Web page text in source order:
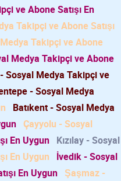
ve Abone Satışı En
Takipçi ve Abone Satışı
Takipçi ve Abone
Medya Takipçi ve Abone
Sosyal Medya Takipçi ve
- Sosyal Medya
Batıkent - Sosyal Medya
Çayyolu - Sosyal
En Uygun Kızılay - Sosyal
En Uygun
İvedik - Sosyal
En Uygun Şaşmaz -